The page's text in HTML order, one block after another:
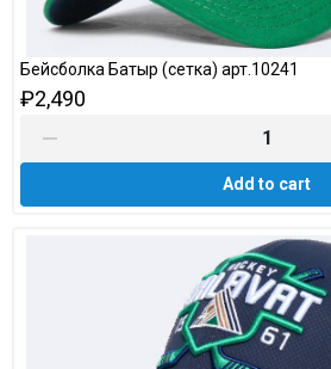
Бейсболка Батыр (сетка) арт.10241
₽2,490
Add to cart